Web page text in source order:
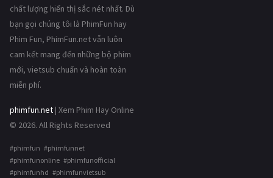
chất lượng hiển thị sắc nét nhất. Dù
bạn gọi chúng tôi là PhimFun hay
Phim Fun, PhimFun.net vẫn luôn
cam kết mang đến những bộ phim
mới, vietsub chuẩn và hoàn toàn
miễn phí.
phimfun.net | Xem Phim Hay Online
© 2026. All Rights Reserved
#phimfun #phimfunnet
#phimfunonline #phimfunofficial
#phimfunhd #phimfunvietsub